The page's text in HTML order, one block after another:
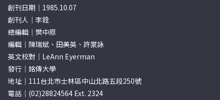
創刊日期｜1985.10.07
創刊人｜李銓
總編輯｜樊中原
編輯｜陳瑞斌、田美英、許棠詠
英文校對｜LeAnn Eyerman
發行｜銘傳大學
地址｜111台北市士林區中山北路五段250號
電話｜(02)28824564 Ext. 2324